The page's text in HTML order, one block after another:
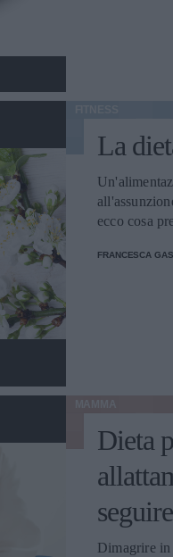
La
ecco cosa
FRANCESCA
Dieta
seguire
Dimagrire in